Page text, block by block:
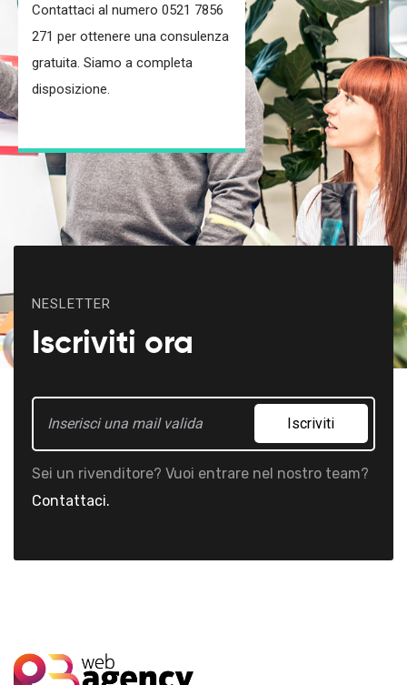
Contattaci al numero 0521 7856
271 per ottenere una consulenza
gratuita. Siamo a completa
disposizione.
NESLETTER
Iscriviti ora
Iscriviti
Sei un rivenditore? Vuoi entrare nel nostro team?
Contattaci.